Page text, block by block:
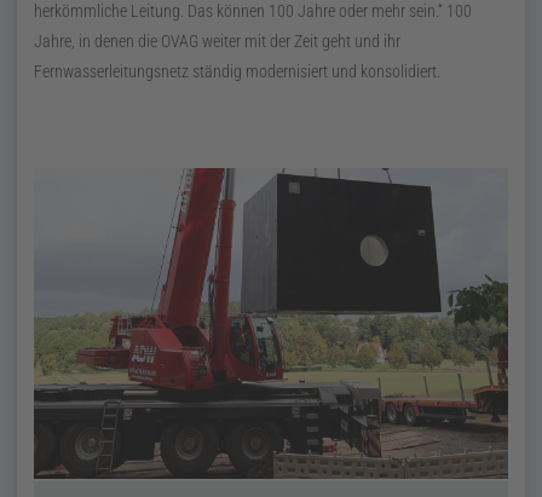
herkömmliche Leitung. Das können 100 Jahre oder mehr sein.“ 100
Jahre, in denen die OVAG weiter mit der Zeit geht und ihr
Fernwasserleitungsnetz ständig modernisiert und konsolidiert.